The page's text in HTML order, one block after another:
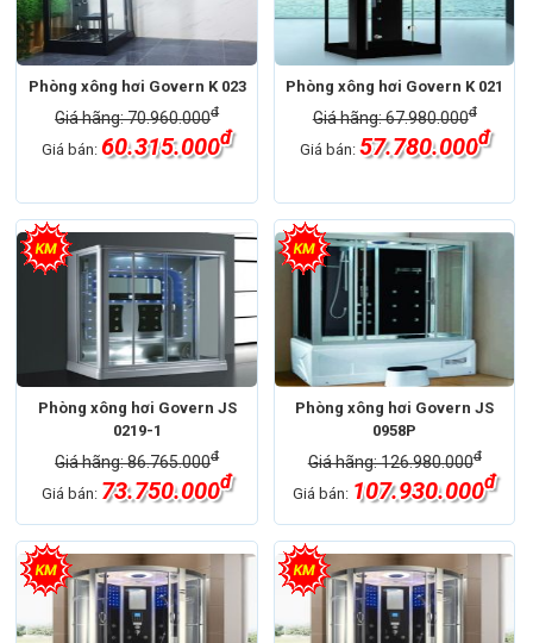
Phòng xông hơi Govern K 023
Giá hãng: 70.960.000đ
Giá bán:60.315.000đ
Phòng xông hơi Govern K 021
Giá hãng: 67.980.000đ
Giá bán: 57.780.000đ
Phòng xông hơi Govern JS
0219-1
Giá hãng: 86.765.000đ
Giá bán: 73.750.000đ
Phòng xông hơi Govern JS
0958P
Giá hãng: 126.980.000đ
Giá bán: 107.930.000đ